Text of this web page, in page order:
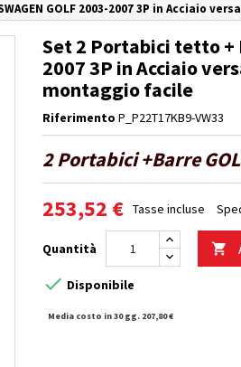
GOLF 2003-2007 3P in Acciaio
Set 2 Portabici tetto +
2007 3P in Acciaio
montaggio facile
Riferimento P_P22T17KB9-VW33
2 Portabici +Barre
253,52 € Tasse incluse
Quantità 
 Disponibile
Media costo in 30 gg. 207,80 €